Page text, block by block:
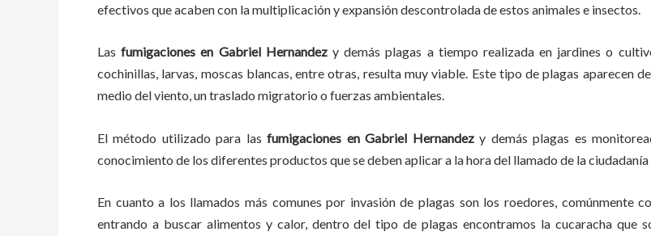
efectivos que acaben con la multiplicación y expansión descontrolada de estos animales e insectos.
Las fumigacionesen Gabriel Hernandez y demás plagas a tiempo realizada en jardines o
cochinillas, larvas, moscas blancas, entre otras, resulta muy viable. Este tipo de plagas aparecen
medio del viento, un traslado migratorio o fuerzas ambientales.
El método utilizado para las fumigaciones en Gabriel Hernandezy demás plagas es
conocimiento de los diferentes productos que se deben aplicar a la hora del llamado de la
En cuanto a los llamados más comunes por invasión de plagas son los roedores, comúnmente
entrando a buscar alimentos y calor, dentro del tipo de plagas encontramos la cucaracha que